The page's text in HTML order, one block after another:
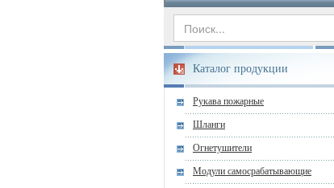
Каталог продукции
Рукава пожарные
Шланги
Огнетушители
Модули самосрабатывающие